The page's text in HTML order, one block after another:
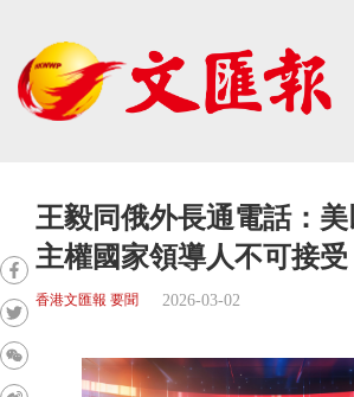
王毅同俄外長通電話：
主權國家領導人不可接受
香港文匯報 要聞 2026-03-02